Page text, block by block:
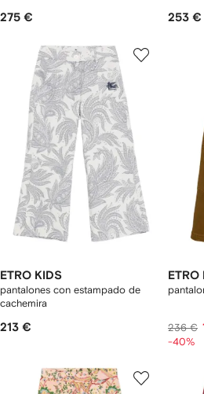
275 € 253 €
ETRO KIDS
pantalones con estampado de
cachemira
213 €
ETRO
236 €
-40%